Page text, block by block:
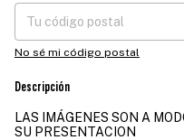
No sé mi código postal
Descripción
LAS IMÁGENES SON A
SU PRESENTACION